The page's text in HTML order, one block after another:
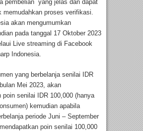
pembelian yang jelas dan dapat
memudahkan proses verifikasi.
akan mengumumkan
pada tanggal 17 Oktober 2023
Live streaming di Facebook
Indonesia.
yang berbelanja senilai IDR
Mei 2023, akan
poin senilai IDR 100,000 (hanya
kemudian apabila
periode Juni – September
poin senilai 100,000